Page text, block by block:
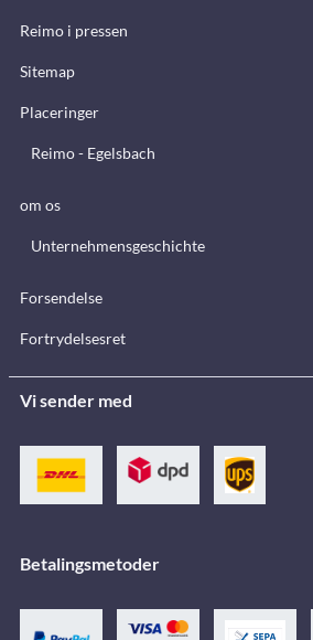
Reimo i pressen
Sitemap
Placeringer
Reimo - Egelsbach
om os
Unternehmensgeschichte
Forsendelse
Fortrydelsesret
Vi sender med
Betalingsmetoder